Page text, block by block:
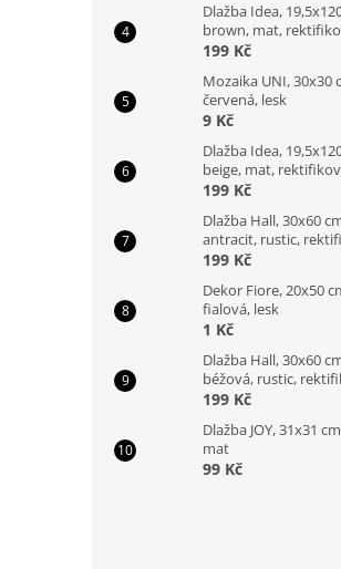
Dlažba Idea,
brown, mat,
199 Kč
Mozaika UNI, 30x30
červená, lesk
9 Kč
Dlažba Idea,
beige, mat,
199 Kč
Dlažba Hall, 30x60
antracit, rustic,
199 Kč
Dekor Fiore, 20x50
fialová, lesk
1 Kč
Dlažba Hall, 30x60
béžová, rustic,
199 Kč
Dlažba JOY, 31x31
mat
99 Kč